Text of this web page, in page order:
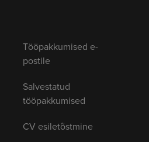
Tööpakkumised e-
postile
Salvestatud
tööpakkumised
CV esiletõstmine